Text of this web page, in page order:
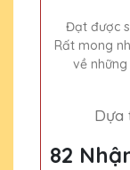
Đạt được
Rất mong
về
Dựa
82